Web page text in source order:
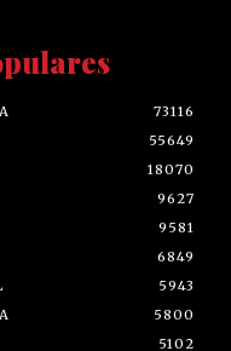
73116
55649
18070
9627
9581
6849
5943
5800
5102